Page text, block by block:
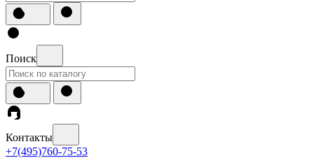
Поиск
Контакты
+7(495)760-75-53